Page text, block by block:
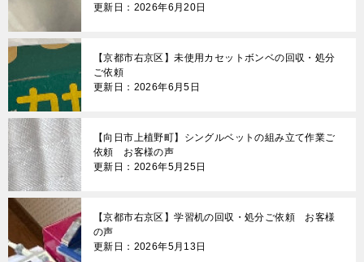
更新日：2026年6月20日
【京都市右京区】未使用カセットボンベの回収・処分
ご依頼
更新日：2026年6月5日
【向日市上植野町】シングルベットの組み立て作業ご
依頼 お客様の声
更新日：2026年5月25日
【京都市右京区】学習机の回収・処分ご依頼 お客様
の声
更新日：2026年5月13日